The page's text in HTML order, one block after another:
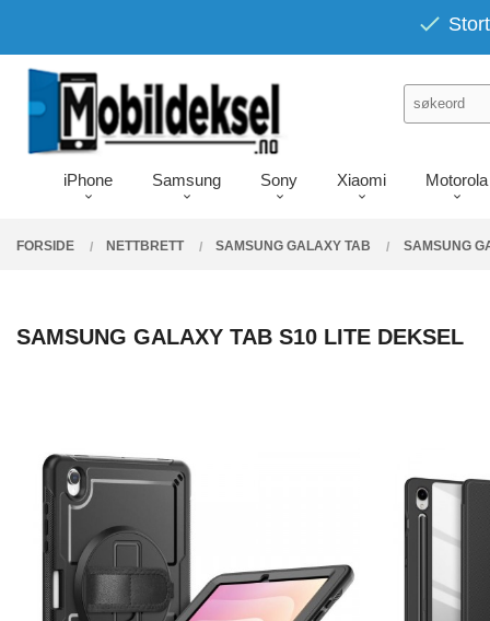
innholdet
iPhone Samsung Sony Xiaomi Motorola
FORSIDE NETTBRETT SAMSUNG GALAXY TAB SAMSUNG
SAMSUNG GALAXY TAB S10 LITE DEKSEL